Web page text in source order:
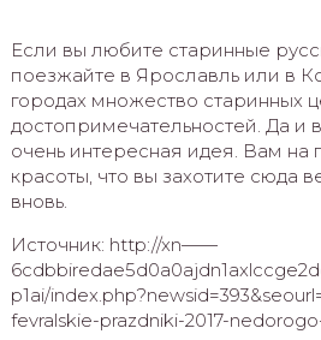
Если вы любите старинные
поезжайте в Ярославль или в
городах множество старинных
достопримечательностей. Да и
очень интересная идея. Вам на
красоты, что вы захотите сюда
вновь.
Источник: http://xn——
p1ai/
fevralskie-prazdniki-2017-